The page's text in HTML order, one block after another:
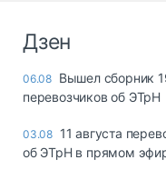
Дзен
06.08 Вышел сборник
перевозчиков об ЭТрН
03.08 11 августа
об ЭТрН в прямом